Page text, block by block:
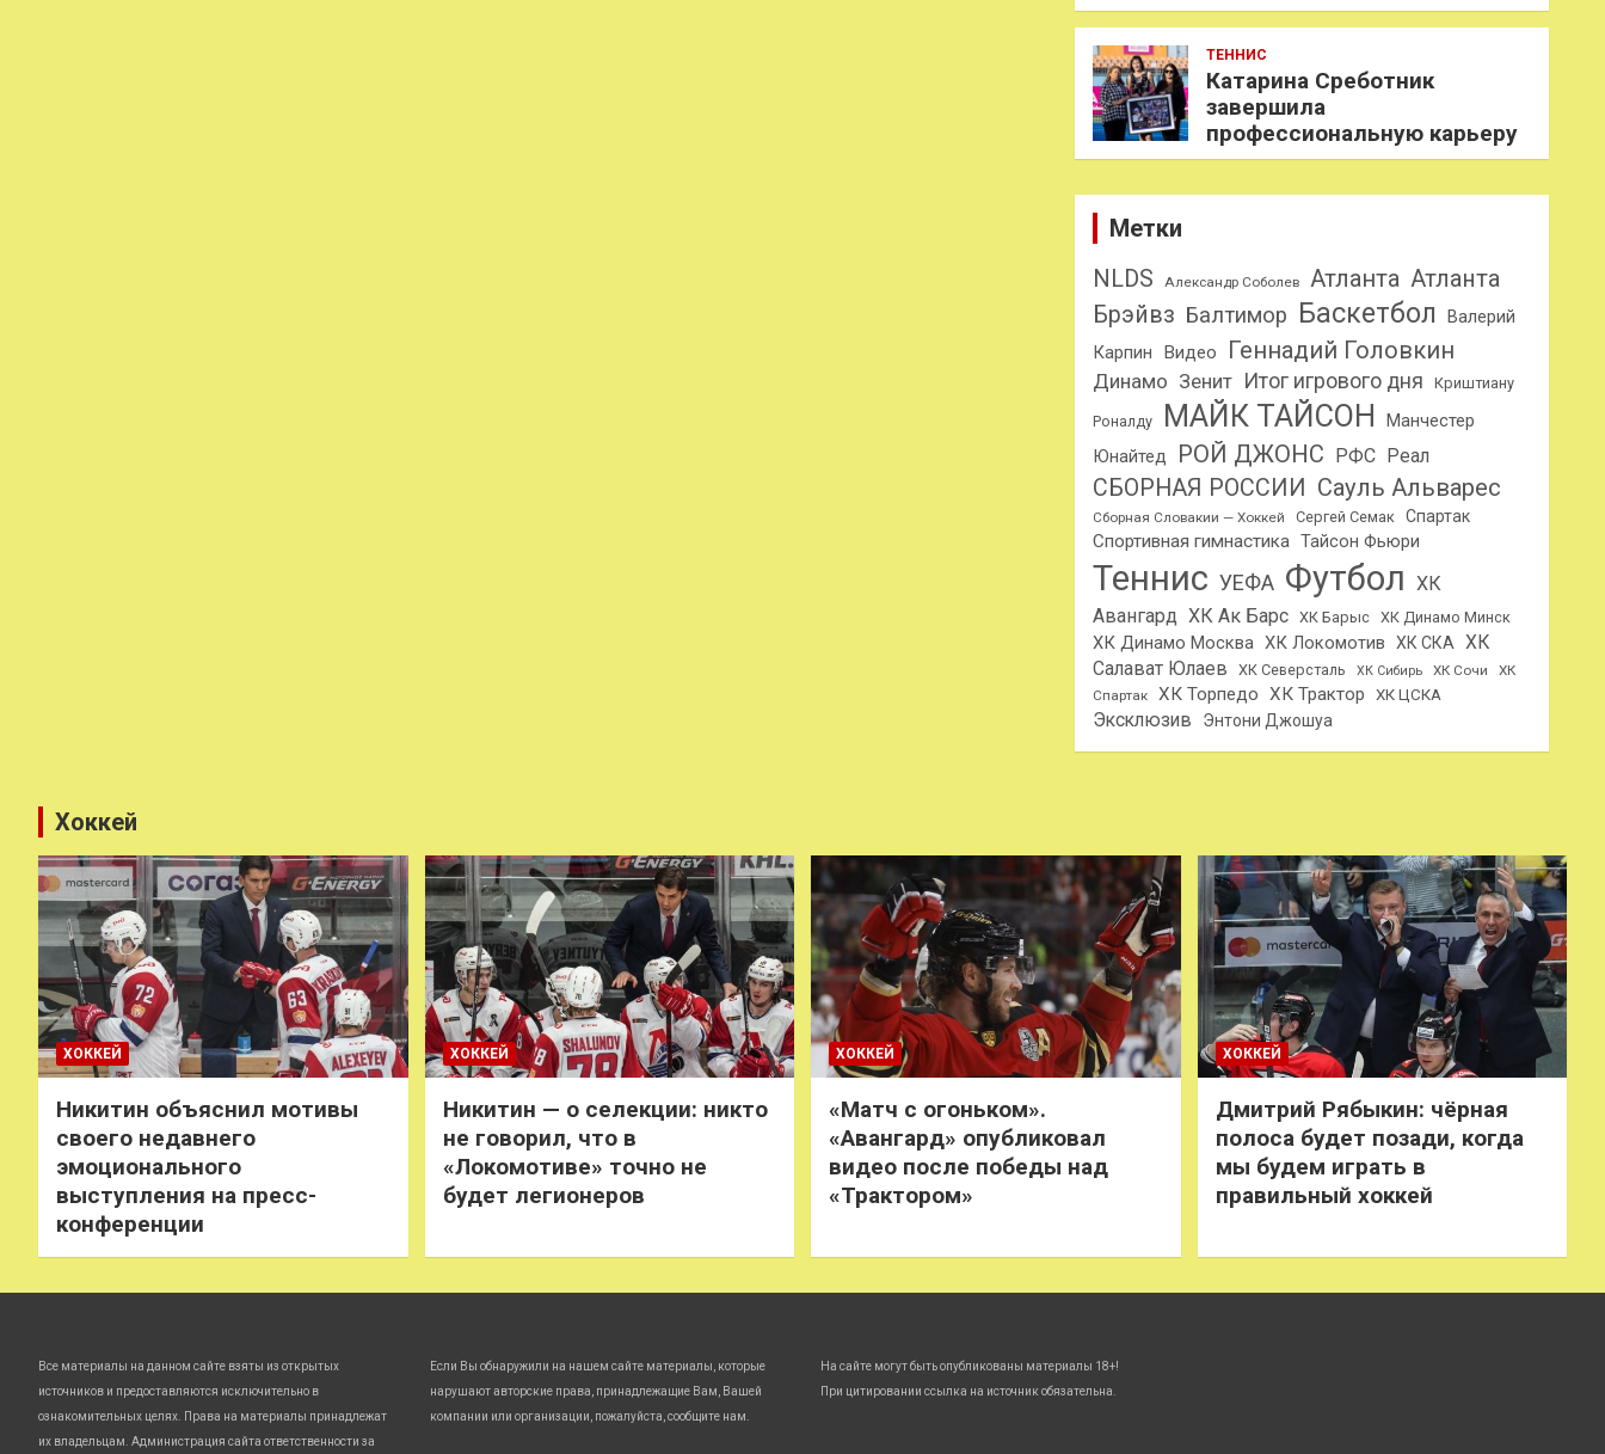
ТЕННИС
Катарина Среботник
завершила
профессиональную карьеру
Метки
NLDS
Александр Соболев Атланта Атланта
Брэйвз Балтимор Баскетбол
Валерий
Карпин
Видео Геннадий Головкин
Динамо Зенит Итог игрового дня Криштиану
Роналду МАЙК ТАЙСОН
Манчестер
Юнайтед
РОЙ ДЖОНС РФС Реал
СБОРНАЯ РОССИИ Сауль Альварес
Сборная Словакии — Хоккей Сергей Семак Спартак
Спортивная гимнастика Тайсон Фьюри
Теннис УЕФА Футбол ХК
Авангард ХК Ак Барс ХК Барыс ХК Динамо Минск
ХК Динамо Москва ХК Локомотив ХК СКА
ХК
Салават Юлаев
ХК Северсталь ХК Сибирь ХК Сочи
ХК
Спартак
ХК Торпедо ХК Трактор ХК ЦСКА
Эксклюзив Энтони Джошуа
Хоккей
ХОККЕЙ
Никитин объяснил мотивы
своего недавнего
эмоционального
выступления на пресс-
конференции
ХОККЕЙ
Никитин — о селекции: никто
не говорил, что в
«Локомотиве» точно не
будет легионеров
ХОККЕЙ
«Матч с огоньком».
«Авангард» опубликовал
видео после победы над
«Трактором»
ХОККЕЙ
Дмитрий Рябыкин: чёрная
полоса будет позади, когда
мы будем играть в
правильный хоккей
Все материалы на данном сайте взяты из открытых
источников и предоставляются исключительно в
ознакомительных целях. Права на материалы принадлежат
их владельцам. Администрация сайта ответственности за
Если Вы обнаружили на нашем сайте материалы, которые
нарушают авторские права, принадлежащие Вам, Вашей
компании или организации, пожалуйста, сообщите нам.
На сайте могут быть опубликованы материалы 18+!
При цитировании ссылка на источник обязательна.